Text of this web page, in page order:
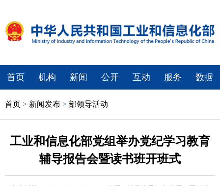
首页 机构 新闻 公开 互动 服务 数据
首页 > 新闻发布 > 部领导活动
工业和信息化部党组举办党纪学习教育
辅导报告会暨读书班开班式